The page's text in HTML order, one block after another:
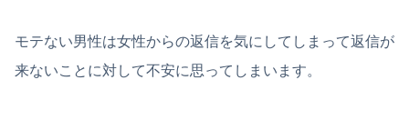
モテない男性は女性からの返信を気にしてしまって返信が
来ないことに対して不安に思ってしまいます。